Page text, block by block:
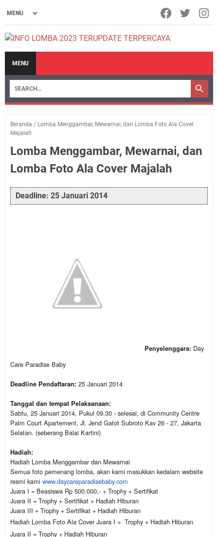
MENU
Beranda / Lomba Menggambar, Mewarnai, dan Lomba Foto Ala Cover
Majalah
Lomba Menggambar, Mewarnai, dan
Lomba Foto Ala Cover Majalah
Deadline: 25 Januari 2014
Penyelenggara: Day
Care Paradise Baby
Deadline Pendaftaran: 25 Januari 2014
Tanggal dan tempat Pelaksanaan:
Sabtu, 25 Januari 2014, Pukul 09.30 - selesai, di Community Centre
Palm Court Apartement, Jl. Jend Gatot Subroto Kav 26 - 27, Jakarta
Selatan. (seberang Balai Kartini)
Hadiah:
Hadiah Lomba Menggambar dan Mewarnai
Semua foto pemenang lomba, akan kami masukkan kedalam website
resmi kami www.daycareparadisebaby.com
Juara I = Beasiswa Rp 500.000,- + Trophy + Sertifikat
Juara II = Trophy + Sertifikat + Hadiah Hiburan
Juara III = Trophy + Sertifikat + Hadiah Hiburan
Hadiah Lomba Foto Ala CoverJuara I = Trophy + Hadiah Hiburan
Juara II = Trophy + Hadiah Hiburan